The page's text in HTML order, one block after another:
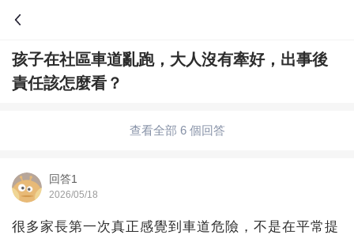
孩子在社區車道亂跑，大人沒有牽好，出事後
責任該怎麼看？
查看全部 6 個回答
回答1
2026/05/18
很多家長第一次真正感覺到車道危險，不是在平常提
問答